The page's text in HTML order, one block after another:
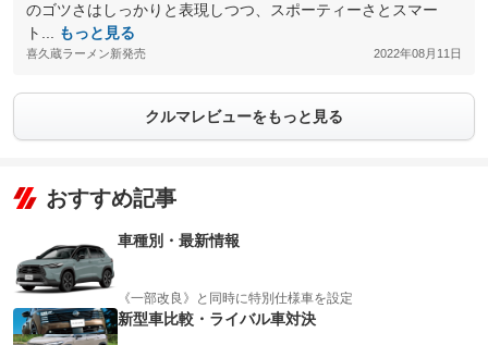
のゴツさはしっかりと表現しつつ、スポーティーさとスマー
ト...
もっと見る
喜久蔵ラーメン新発売 2022年08月11日
クルマレビューをもっと見る
おすすめ記事
車種別・最新情報
《一部改良》と同時に特別仕様車を設定
新型車比較・ライバル車対決